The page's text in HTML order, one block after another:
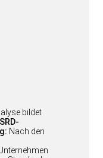
bildet
Nach den